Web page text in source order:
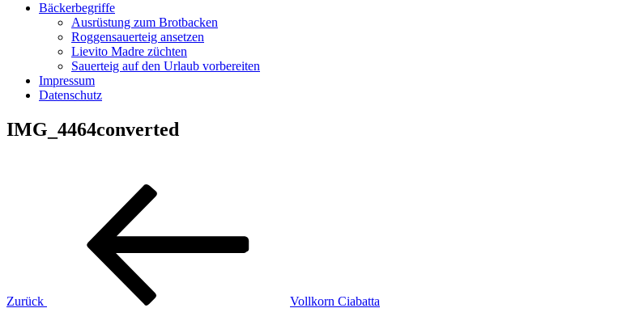
Bäckerbegriffe
Ausrüstung zum Brotbacken
Roggensauerteig ansetzen
Lievito Madre züchten
Sauerteig auf den Urlaub vorbereiten
Impressum
Datenschutz
IMG_4464converted
Beitragsnavigation
Zurück Vollkorn Ciabatta